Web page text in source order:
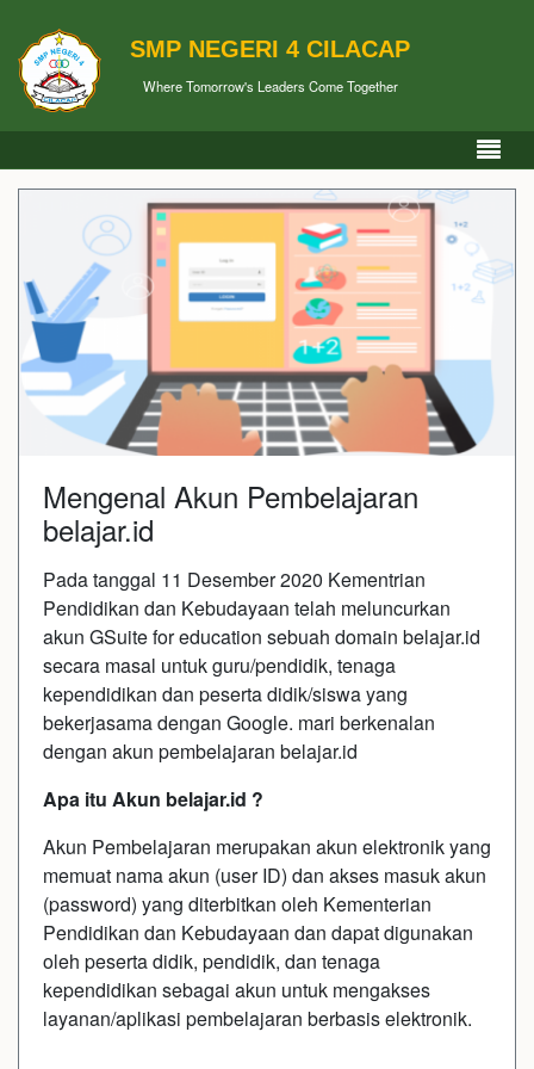
SMP NEGERI 4 CILACAP
Where Tomorrow's Leaders Come Together
Mengenal Akun Pembelajaran
belajar.id
Pada tanggal 11 Desember 2020 Kementrian
Pendidikan dan Kebudayaan telah meluncurkan
akun GSuite for education sebuah domain belajar.id
secara masal untuk guru/pendidik, tenaga
kependidikan dan peserta didik/siswa yang
bekerjasama dengan Google. mari berkenalan
dengan akun pembelajaran belajar.id
Apa itu Akun belajar.id ?
Akun Pembelajaran merupakan akun elektronik yang
memuat nama akun (user ID) dan akses masuk akun
(password) yang diterbitkan oleh Kementerian
Pendidikan dan Kebudayaan dan dapat digunakan
oleh peserta didik, pendidik, dan tenaga
kependidikan sebagai akun untuk mengakses
layanan/aplikasi pembelajaran berbasis elektronik.